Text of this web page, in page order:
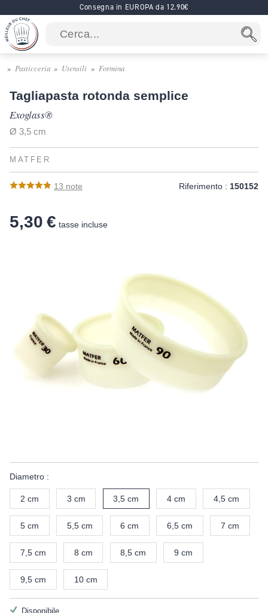
Consegna in EUROPA da 12.90€
Pasticceria Utensili Formina
Tagliapasta rotonda semplice
Exoglass®
Ø 3,5 cm
MATFER
13 note Riferimento : 150152
5,30 € tasse incluse
Diametro :
2 cm 3 cm 3,5 cm 4 cm 4,5 cm
5 cm 5,5 cm 6 cm 6,5 cm 7 cm
7,5 cm 8 cm 8,5 cm 9 cm
9,5 cm 10 cm
Disponibile